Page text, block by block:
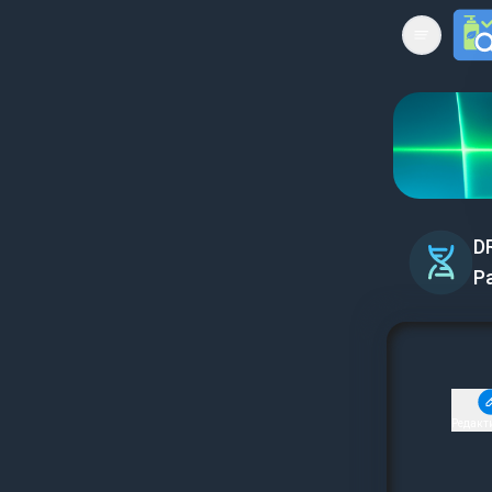
Open